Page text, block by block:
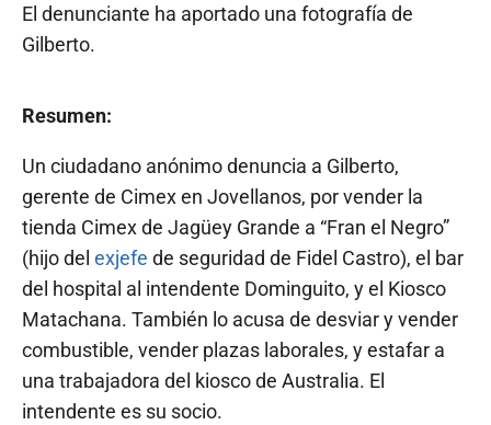
El denunciante ha aportado una fotografía de
Gilberto.
Resumen:
Un ciudadano anónimo denuncia a Gilberto,
gerente de Cimex en Jovellanos, por vender la
tienda Cimex de Jagüey Grande a “Fran el Negro”
(hijo del exjefe de seguridad de Fidel Castro), el bar
del hospital al intendente Dominguito, y el Kiosco
Matachana. También lo acusa de desviar y vender
combustible, vender plazas laborales, y estafar a
una trabajadora del kiosco de Australia. El
intendente es su socio.